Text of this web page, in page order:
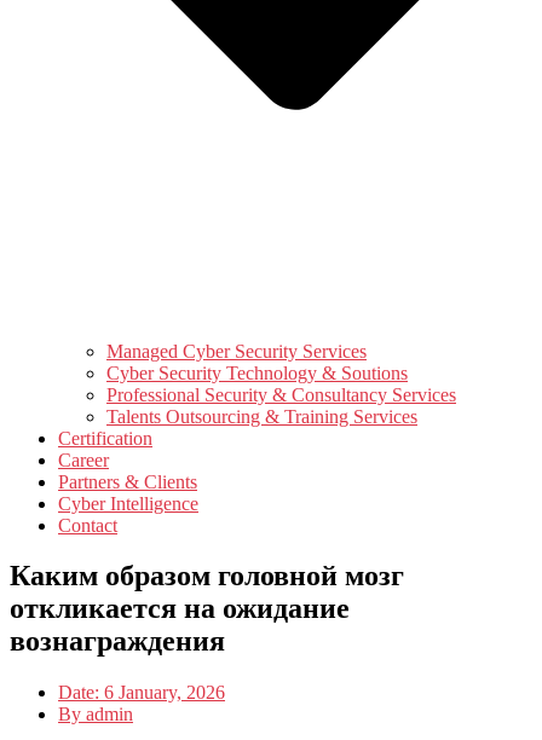
Managed Cyber Security Services
Cyber Security Technology & Soutions
Professional Security & Consultancy Services
Talents Outsourcing & Training Services
Certification
Career
Partners & Clients
Cyber Intelligence
Contact
Каким образом головной мозг
откликается на ожидание
вознаграждения
Date: 6 January, 2026
By admin